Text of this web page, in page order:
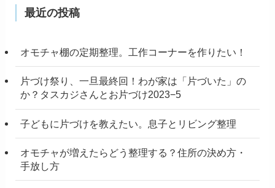
最近の投稿
オモチャ棚の定期整理。工作コーナーを作りたい！
片づけ祭り、一旦最終回！わが家は「片づいた」の
か？タスカジさんとお片づけ2023−5
子どもに片づけを教えたい。息子とリビング整理
オモチャが増えたらどう整理する？住所の決め方・
手放し方